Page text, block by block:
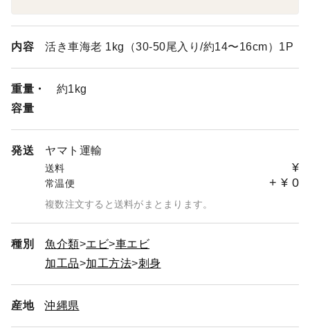
律0円の完全無料”にさせて頂いております！！（送料は発
生致します。）是非、この機会にお求め下さいませ。
【食べチョクカート機能について】
ん。クール便無料。）
【配送のご注意点】
沖縄の離島の為、天候悪化や航空機の故障による航空機の
【車海老の配送について】
「活き車海老」 ： 常温にて発送致します。
「活〆急速冷凍車海老」「急速冷凍あがり車海老」 ：
内容 活き車海老 1kg（30-50尾入り/約14〜16cm）1P
重量・
容量
約1kg
発送 ヤマト運輸
送料 ¥
常温便 + ¥ 0
複数注文すると送料がまとまります。
種別 魚介類 エビ 車エビ
加工品
加工方法 刺身
産地 沖縄県